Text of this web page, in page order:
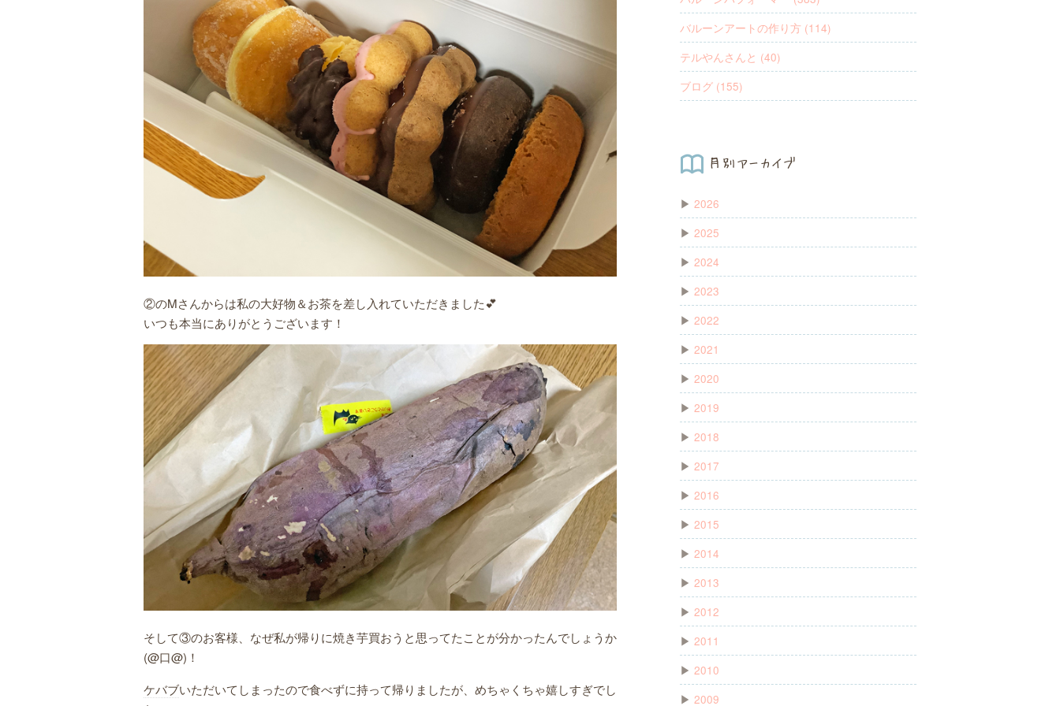
②のMさんからは私の大好物＆お茶を差し入れていただきました💕
いつも本当にありがとうございます！
そして③のお客様、なぜ私が帰りに焼き芋買おうと思ってたことが分かったんでしょうか
(@口@)！
ケバブいただいてしまったので食べずに持って帰りましたが、めちゃくちゃ嬉しすぎでし
バルーンアートの作り方 (114)
テルやんさんと (40)
ブログ (155)
月別アーカイブ
▶ 2026
▶ 2025
▶ 2024
▶ 2023
▶ 2022
▶ 2021
▶ 2020
▶ 2019
▶ 2018
▶ 2017
▶ 2016
▶ 2015
▶ 2014
▶ 2013
▶ 2012
▶ 2011
▶ 2010
▶ 2009